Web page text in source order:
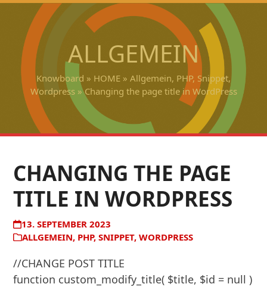
Skip
content
Open
mobile
menu
Close
mobile
menu
ALLGEMEIN
Knowboard » HOME » Allgemein, PHP, Snippet,
Wordpress»Changing the page title in WordPress
CHANGING THE PAGE
TITLE IN WORDPRESS
13. SEPTEMBER 2023
ALLGEMEIN, PHP,SNIPPET,WORDPRESS
//CHANGE POST TITLE
function custom_modify_title( $title, $id = null )